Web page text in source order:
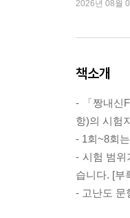
2026년 08월
책소개
- 「짱내신
항)의 시험
- 1회~8회
- 시험 범위
습니다. [부
- 고난도 문